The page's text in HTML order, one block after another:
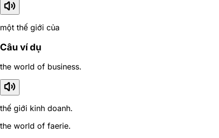
một thế giới của
Câu ví dụ
the world of business.
thế giới kinh doanh.
the world of faerie.